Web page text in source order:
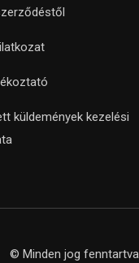
küldemények kezelési
© Minden jog